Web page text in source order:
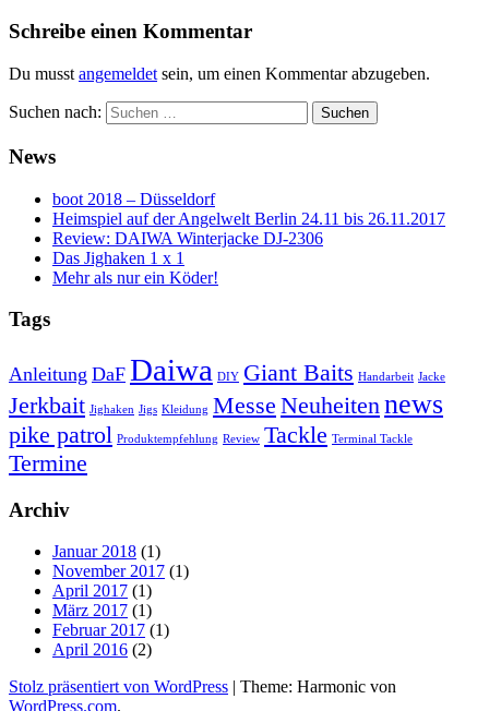
Schreibe einen Kommentar
Du musst angemeldet sein, um einen Kommentar abzugeben.
Suchen nach:
News
boot 2018 – Düsseldorf
Heimspiel auf der Angelwelt Berlin 24.11 bis 26.11.2017
Review: DAIWA Winterjacke DJ-2306
Das Jighaken 1 x 1
Mehr als nur ein Köder!
Tags
Anleitung DaF Daiwa DIY Giant Baits Handarbeit Jacke
Jerkbait Jighaken Jigs Kleidung Messe Neuheiten news
pike patrol Produktempfehlung Review Tackle Terminal Tackle
Termine
Archiv
Januar 2018 (1)
November 2017 (1)
April 2017 (1)
März 2017 (1)
Februar 2017 (1)
April 2016 (2)
Stolz präsentiert von WordPress | Theme: Harmonic von
WordPress.com.